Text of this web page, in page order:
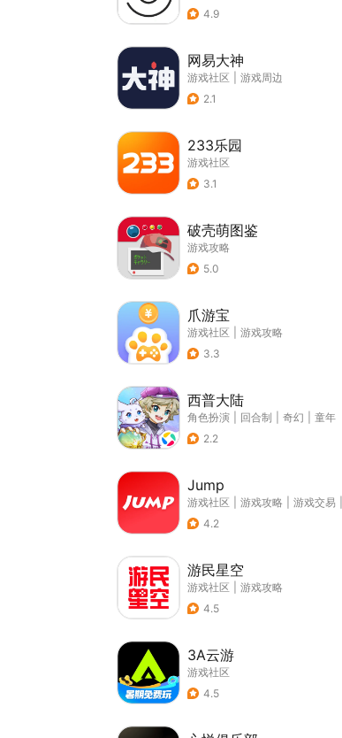
4.9
网易大神
游戏社区
游戏周边
2.1
233乐园
游戏社区
3.1
破壳萌图鉴
游戏攻略
5.0
爪游宝
游戏社区
游戏攻略
3.3
西普大陆
角色扮演 回合制 奇幻
童年
2.2
Jump
游戏社区 游戏攻略 游戏交易
4.2
游民星空
游戏社区
游戏攻略
4.5
3A云游
游戏社区
4.5